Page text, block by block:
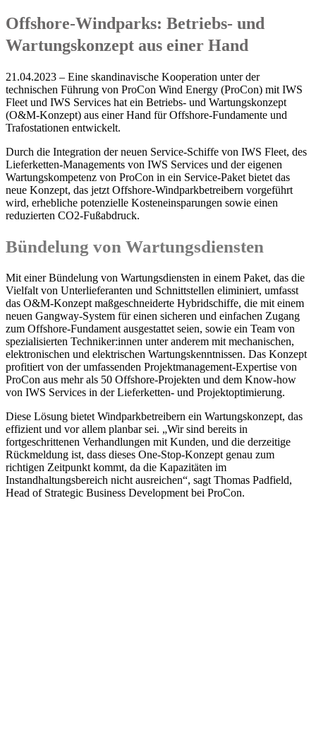
Offshore-Windparks: Betriebs- und
Wartungskonzept aus einer Hand
21.04.2023 – Eine skandinavische Kooperation unter der
technischen Führung von ProCon Wind Energy (ProCon) mit IWS
Fleet und IWS Services hat ein Betriebs- und Wartungskonzept
(O&M-Konzept) aus einer Hand für Offshore-Fundamente und
Trafostationen entwickelt.
Durch die Integration der neuen Service-Schiffe von IWS Fleet, des
Lieferketten-Managements von IWS Services und der eigenen
Wartungskompetenz von ProCon in ein Service-Paket bietet das
neue Konzept, das jetzt Offshore-Windparkbetreibern vorgeführt
wird, erhebliche potenzielle Kosteneinsparungen sowie einen
reduzierten CO2-Fußabdruck.
Bündelung von Wartungsdiensten
Mit einer Bündelung von Wartungsdiensten in einem Paket, das die
Vielfalt von Unterlieferanten und Schnittstellen eliminiert, umfasst
das O&M-Konzept maßgeschneiderte Hybridschiffe, die mit einem
neuen Gangway-System für einen sicheren und einfachen Zugang
zum Offshore-Fundament ausgestattet seien, sowie ein Team von
spezialisierten Techniker:innen unter anderem mit mechanischen,
elektronischen und elektrischen Wartungskenntnissen. Das Konzept
profitiert von der umfassenden Projektmanagement-Expertise von
ProCon aus mehr als 50 Offshore-Projekten und dem Know-how
von IWS Services in der Lieferketten- und Projektoptimierung.
Diese Lösung bietet Windparkbetreibern ein Wartungskonzept, das
effizient und vor allem planbar sei. „Wir sind bereits in
fortgeschrittenen Verhandlungen mit Kunden, und die derzeitige
Rückmeldung ist, dass dieses One-Stop-Konzept genau zum
richtigen Zeitpunkt kommt, da die Kapazitäten im
Instandhaltungsbereich nicht ausreichen“, sagt Thomas Padfield,
Head of Strategic Business Development bei ProCon.